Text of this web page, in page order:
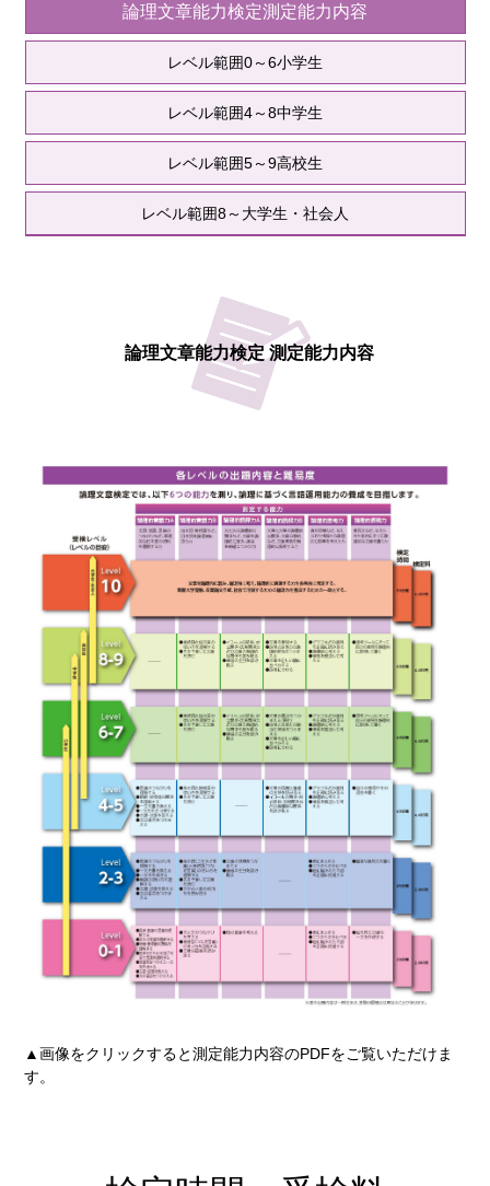
論理文章能力検定測定能力内容
レベル範囲0～6小学生
レベル範囲4～8中学生
レベル範囲5～9高校生
レベル範囲8～ 大学生・社会人
論理文章能力検定 測定能力内容
▲画像をクリックすると測定能力内容のPDFをご覧いただけま
す。